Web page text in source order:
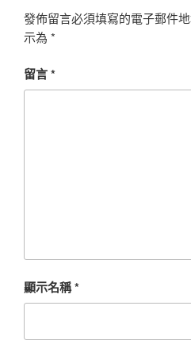
發佈留言必須填寫的電子郵件
示為 *
留言*
顯示名稱*